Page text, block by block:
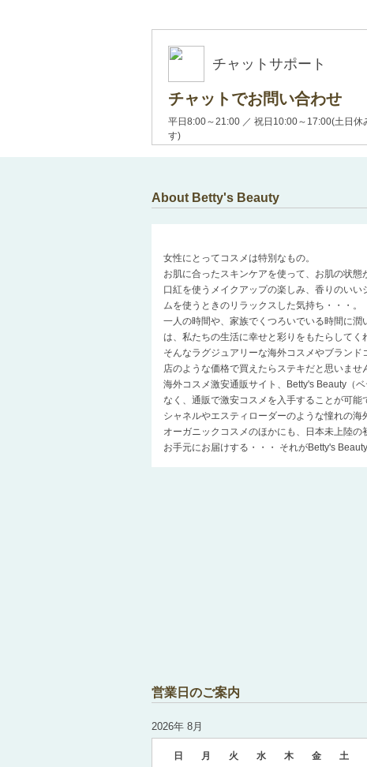
チャットサポート
チャットでお問い合わせ
平日8:00～21:00 ／ 祝日10:00～17:00(土日休
す)
About Betty's Beauty
女性にとってコスメは特別なもの。
お肌に合ったスキンケアを使って、お肌の状
口紅を使うメイクアップの楽しみ、香りのい
ムを使うときのリラックスした気持ち・・・。
一人の時間や、家族でくつろいでいる時間に
は、私たちの生活に幸せと彩りをもたらしてく
そんなラグジュアリーな海外コスメやブラン
店のような価格で買えたらステキだと思いませ
海外コスメ激安通販サイト、Betty's Beauty（
なく、通販で激安コスメを入手することが可能
シャネルやエスティローダーのような憧れの
オーガニックコスメのほかにも、日本未上陸
お手元にお届けする・・・ それがBetty's
営業日のご案内
2026年 8月
日 月 火 水 木 金 土